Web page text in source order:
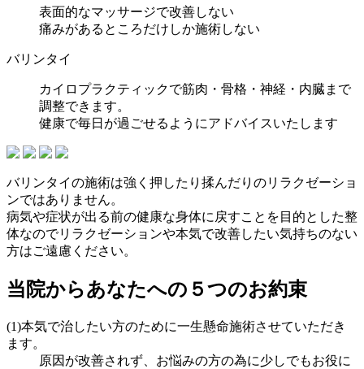
表面的なマッサージで改善しない
痛みがあるところだけしか施術しない
バリンタイ
カイロプラクティックで筋肉・骨格・神経・内臓まで
調整できます。
健康で毎日が過ごせるようにアドバイスいたします
バリンタイの施術は強く押したり揉んだりのリラクゼーショ
ンではありません。
病気や症状が出る前の健康な身体に戻すことを目的とした整
体なのでリラクゼーションや本気で改善したい気持ちのない
方はご遠慮ください。
当院からあなたへの５つのお約束
(1)本気で治したい方のために一生懸命施術させていただき
ます。
原因が改善されず、お悩みの方の為に少しでもお役に